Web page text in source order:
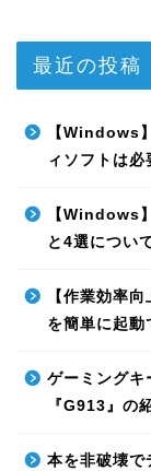
最近の投稿
【Windows
ィソフトは必
【Windows
と4選につい
【作業効率
を簡単に起動
ゲーミングキ
『G913』の
本を非破壊